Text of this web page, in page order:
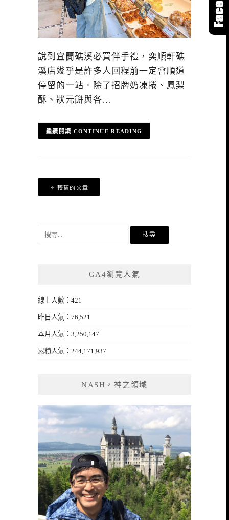
說到宜蘭礁溪必買伴手禮，奕順軒礁
溪店幾乎是許多人回程前一定會順道
停留的一站。除了招牌奶凍捲、鳳梨
酥、狀元餅與各…
CONTINUE READING
文
章
覽
較舊的文章
GA4瀏覽人氣
線上人數：421
昨日人氣：76,521
本月人氣：3,250,147
累積人氣：244,171,937
NASH，神之領域